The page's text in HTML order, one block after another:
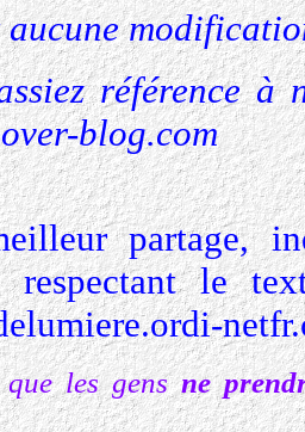
référence
blog.com
partage,
respectant le
que les gensne